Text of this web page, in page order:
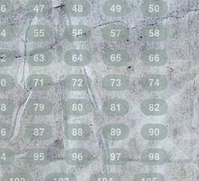
47 48 49
50
55 56 57
58
63 64 65
66
71 72 73
74
79 80 81
82
87 88 89
90
95 96 97
98